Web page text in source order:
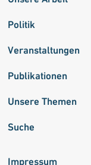
Politik
Veranstaltungen
Publikationen
Unsere Themen
Suche
Impressum